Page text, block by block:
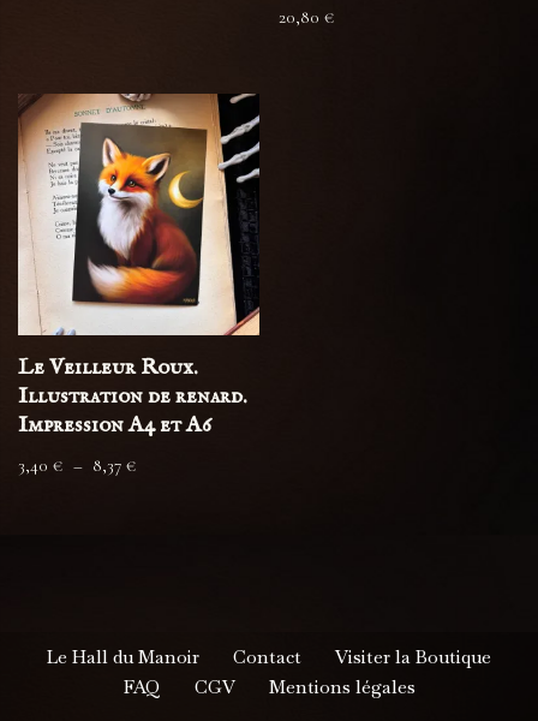
20,80€
Le Veilleur Roux.
Illustration de renard.
Impression A4 et A6
3,40 € – 8,37 €
Le Hall du Manoir Contact
Visiter la Boutique
FAQ
CGV Mentions légales